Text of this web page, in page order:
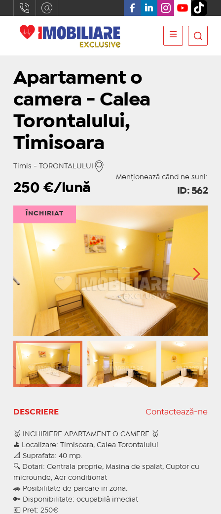
Apartament o
camera - Calea
Torontalului,
Timisoara
Timis - TORONTALULUI
Menționează când ne suni:
250 €/lună ID: 562
ÎNCHIRIAT
DESCRIERE Contactează-ne
🥇 INCHIRIERE APARTAMENT O CAMERE 🥇
⛳ Localizare: Timisoara, Calea Torontalului
📐 Suprafata: 40 mp.
🔍 Dotari: Centrala proprie, Masina de spalat, Cuptor cu
microunde, Aer conditionat
🚗 Posibilitate de parcare in zona.
🔑 Disponibilitate: ocupabilă imediat
💶 Pret: 250€